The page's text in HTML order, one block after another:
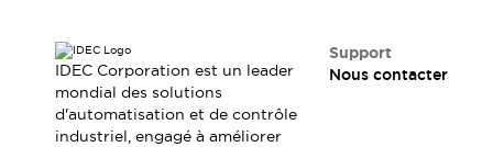
Cours sur l'équipement de sécurité
Tout explorer
Tout explorer
Ressources
IDEC Corporation est un leader
mondial des solutions
d'automatisation et de contrôle
industriel, engagé à améliorer
Support
Nous contacter